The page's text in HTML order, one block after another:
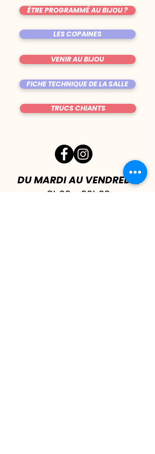
ÊTRE PROGRAMMÉ AU BIJOU ?
LES COPAINES
VENIR AU BIJOU
FICHE TECHNIQUE DE LA SALLE
TRUCS CHIANTS
DU MARDI AU VENDREDI |
8h00 - 00h30